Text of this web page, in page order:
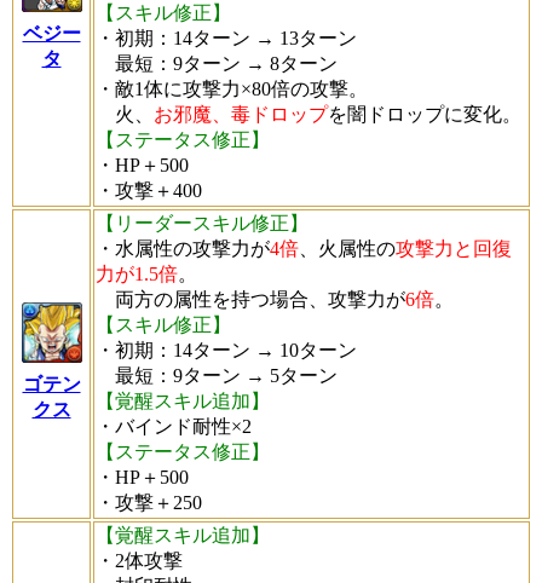
ベジー
タ
【スキル修正】
・初期：14ターン → 13ターン
最短：9ターン → 8ターン
・敵1体に攻撃力×80倍の攻撃。
火、 お邪魔、毒ドロップを闇ドロップに変化。
【ステータス修正】
・HP＋500
・攻撃＋400
ゴテン
クス
【リーダースキル修正】
・水属性の攻撃力が4倍 、火属性の攻撃力と回復
力が1.5倍。
両方の属性を持つ場合、攻撃力が6倍。
【スキル修正】
・初期：14ターン → 10ターン
最短：9ターン → 5ターン
【覚醒スキル追加】
・バインド耐性×2
【ステータス修正】
・HP＋500
・攻撃＋250
【覚醒スキル追加】
・2体攻撃